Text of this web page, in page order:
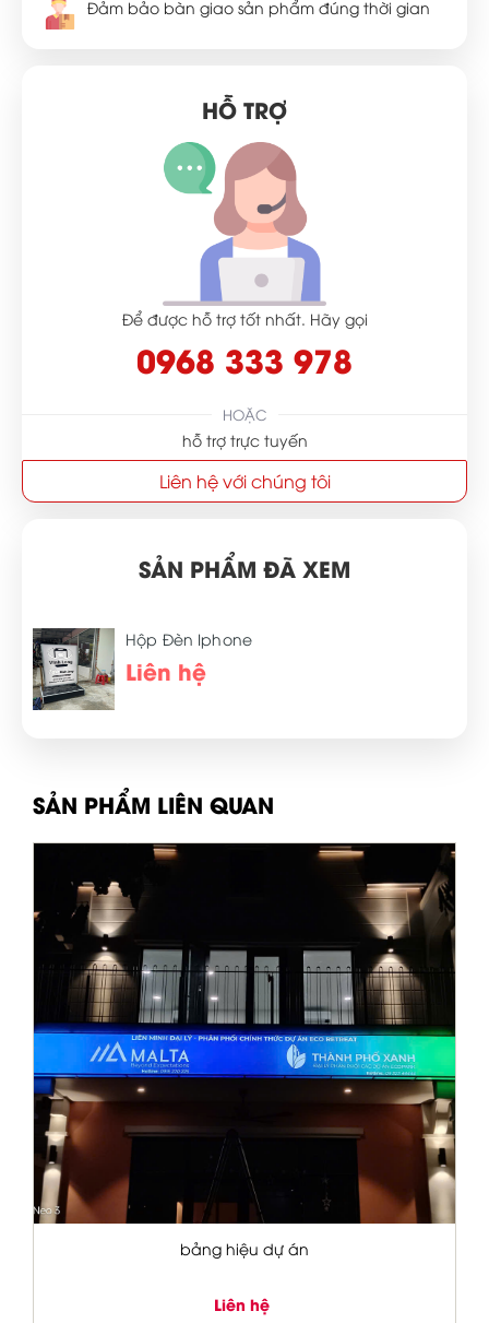
Đảm bảo bàn giao sản phẩm đúng thời gian
HỖ TRỢ
Để được hỗ trợ tốt nhất. Hãy gọi
0968 333 978
HOẶC
hỗ trợ trực tuyến
Liên hệ với chúng tôi
SẢN PHẨM ĐÃ XEM
Hộp Đèn Iphone
Liên hệ
SẢN PHẨM LIÊN QUAN
bảng hiệu tiệm trà sữa